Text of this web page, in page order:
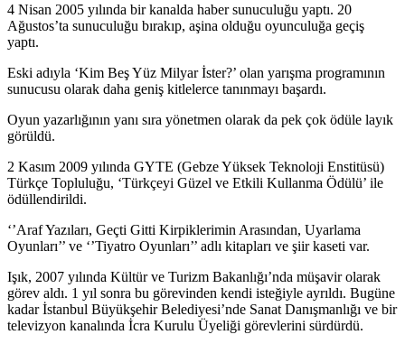
4 Nisan 2005 yılında bir kanalda haber sunuculuğu yaptı. 20
Ağustos’ta sunuculuğu bırakıp, aşina olduğu oyunculuğa geçiş
yaptı.
Eski adıyla ‘Kim Beş Yüz Milyar İster?’ olan yarışma programının
sunucusu olarak daha geniş kitlelerce tanınmayı başardı.
Oyun yazarlığının yanı sıra yönetmen olarak da pek çok ödüle layık
görüldü.
2 Kasım 2009 yılında GYTE (Gebze Yüksek Teknoloji Enstitüsü)
Türkçe Topluluğu, ‘Türkçeyi Güzel ve Etkili Kullanma Ödülü’ ile
ödüllendirildi.
‘’Araf Yazıları, Geçti Gitti Kirpiklerimin Arasından, Uyarlama
Oyunları’’ ve ‘’Tiyatro Oyunları’’ adlı kitapları ve şiir kaseti var.
Işık, 2007 yılında Kültür ve Turizm Bakanlığı’nda müşavir olarak
görev aldı. 1 yıl sonra bu görevinden kendi isteğiyle ayrıldı. Bugüne
kadar İstanbul Büyükşehir Belediyesi’nde Sanat Danışmanlığı ve bir
televizyon kanalında İcra Kurulu Üyeliği görevlerini sürdürdü.